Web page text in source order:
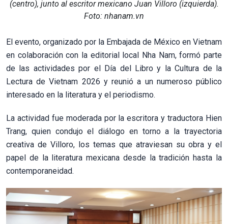
(centro), junto al escritor mexicano Juan Villoro (izquierda).
Foto: nhanam.vn
El evento, organizado por la Embajada de México en Vietnam
en colaboración con la editorial local Nha Nam, formó parte
de las actividades por el Día del Libro y la Cultura de la
Lectura de Vietnam 2026 y reunió a un numeroso público
interesado en la literatura y el periodismo.
La actividad fue moderada por la escritora y traductora Hien
Trang, quien condujo el diálogo en torno a la trayectoria
creativa de Villoro, los temas que atraviesan su obra y el
papel de la literatura mexicana desde la tradición hasta la
contemporaneidad.